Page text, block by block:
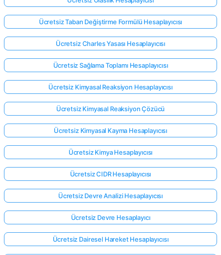
Ücretsiz Taban Değiştirme Formülü Hesaplayıcısı
Ücretsiz Charles Yasası Hesaplayıcısı
Ücretsiz Sağlama Toplamı Hesaplayıcısı
Ücretsiz Kimyasal Reaksiyon Hesaplayıcısı
Ücretsiz Kimyasal Reaksiyon Çözücü
Ücretsiz Kimyasal Kayma Hesaplayıcısı
Ücretsiz Kimya Hesaplayıcısı
Ücretsiz CIDR Hesaplayıcısı
Ücretsiz Devre Analizi Hesaplayıcısı
Ücretsiz Devre Hesaplayıcı
Ücretsiz Dairesel Hareket Hesaplayıcısı